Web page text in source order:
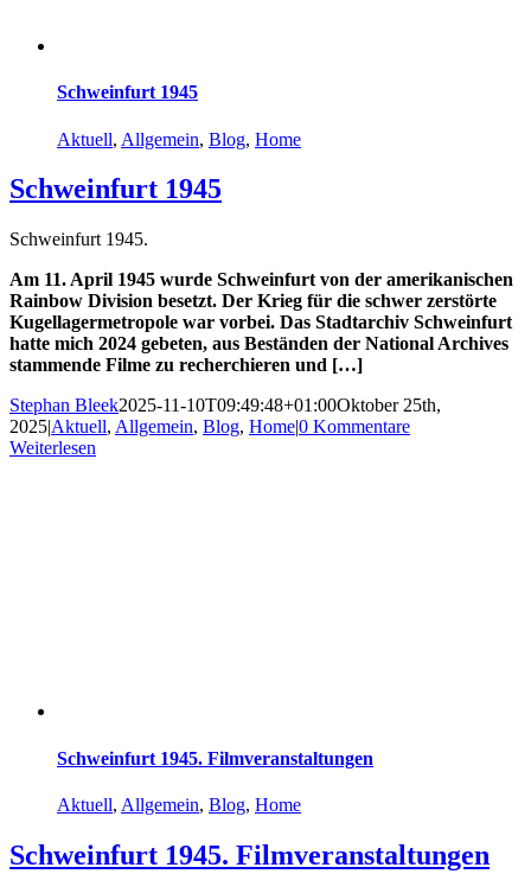
Schweinfurt 1945
Aktuell, Allgemein, Blog, Home
Schweinfurt 1945
Schweinfurt 1945.
Am 11. April 1945 wurde Schweinfurt von der amerikanischen
Rainbow Division besetzt. Der Krieg für die schwer zerstörte
Kugellagermetropole war vorbei. Das Stadtarchiv Schweinfurt
hatte mich 2024 gebeten, aus Beständen der National Archives
stammende Filme zu recherchieren und […]
Stephan Bleek2025-11-10T09:49:48+01:00Oktober 25th,
2025|Aktuell, Allgemein, Blog, Home|0 Kommentare
Weiterlesen
Schweinfurt 1945. Filmveranstaltungen
Aktuell, Allgemein, Blog, Home
Schweinfurt 1945. Filmveranstaltungen